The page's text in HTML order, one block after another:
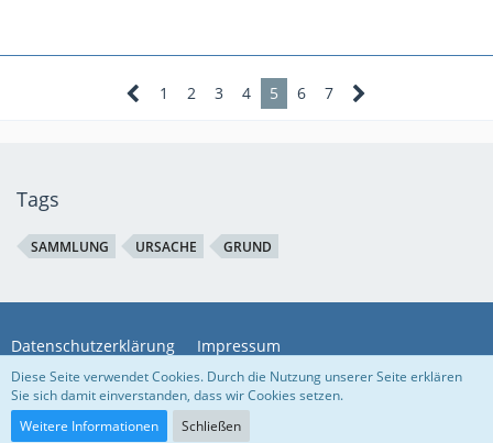
1 2 3 4 5 6 7
Tags
SAMMLUNG URSACHE GRUND
Datenschutzerklärung Impressum
Community-Software:
Diese Seite verwendet Cookies. Durch die Nutzung unserer Seite erklären
Sie sich damit einverstanden, dass wir Cookies setzen.
Weitere Informationen
Schließen